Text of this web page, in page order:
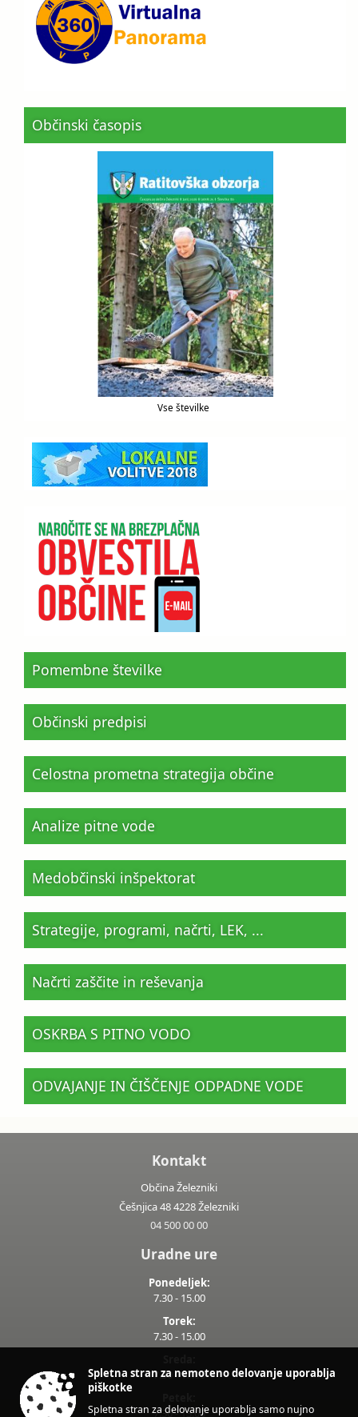
Občinski časopis
Vse številke
Pomembne številke
Občinski predpisi
Celostna prometna strategija občine
Analize pitne vode
Medobčinski inšpektorat
Strategije, programi, načrti, LEK, ...
Načrti zaščite in reševanja
OSKRBA S PITNO VODO
ODVAJANJE IN ČIŠČENJE ODPADNE VODE
Kontakt
Občina Železniki
Češnjica 48 4228 Železniki
04 500 00 00
Uradne ure
Ponedeljek:
7.30 - 15.00
Torek:
7.30 - 15.00
7.30 - 17.00
7.30 - 13.00
Spletna stran za nemoteno delovanje uporablja
piškotke
Spletna stran za delovanje uporablja samo nujno